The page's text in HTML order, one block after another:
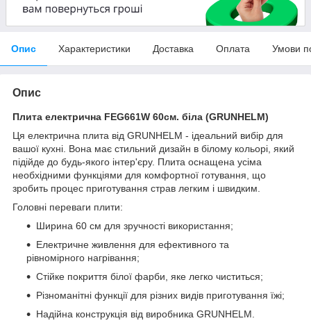
Опис Характеристики Доставка Оплата Умови
Опис
Плита електрична FEG661W 60см. біла (GRUNHELM)
Ця електрична плита від GRUNHELM - ідеальний вибір для
вашої кухні. Вона має стильний дизайн в білому кольорі, який
підійде до будь-якого інтер'єру. Плита оснащена усіма
необхідними функціями для комфортної готування, що
зробить процес приготування страв легким і швидким.
Головні переваги плити:
Ширина 60 см для зручності використання;
Електричне живлення для ефективного та
рівномірного нагрівання;
Стійке покриття білої фарби, яке легко чиститься;
Різноманітні функції для різних видів приготування їжі;
Надійна конструкція від виробника GRUNHELM.